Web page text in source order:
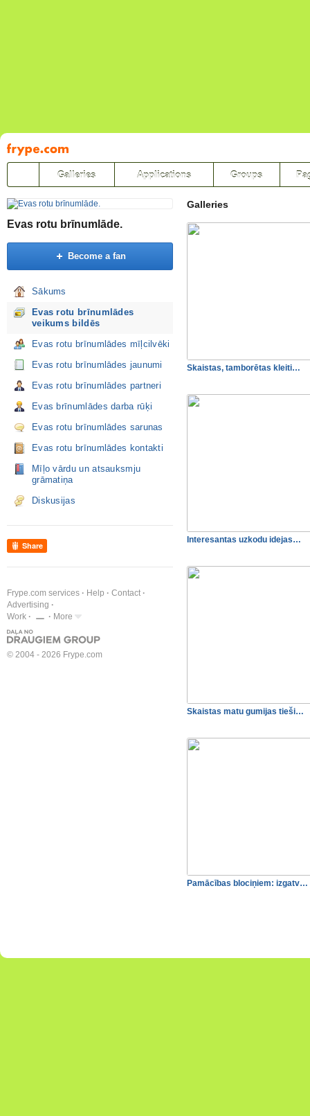
Pāriet
uz
saturu
Galleries Applications Groups
Evas rotu brīnumlāde.
Become a fan
Sākums
Evas rotu brīnumlādes
veikums bildēs
Evas rotu brīnumlādes mīļcilvēki
Evas rotu brīnumlādes jaunumi
Evas rotu brīnumlādes partneri
Evas brīnumlādes darba rūķi
Evas rotu brīnumlādes sarunas
Evas rotu brīnumlādes kontakti
Mīļo vārdu un atsauksmju
grāmatiņa
Diskusijas
Share
Frype.com services Help
Contact
Advertising
Work
More
© 2004 - 2026 Frype.com
Galleries
Skaistas, tamborētas kleiti…
Interesantas uzkodu idejas…
Skaistas matu gumijas tieši…
Pamācības blociņiem: izgatv…